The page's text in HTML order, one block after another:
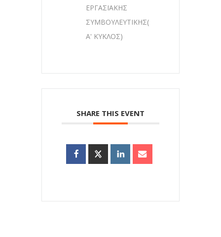
ΕΡΓΑΣΙΑΚΗΣ
ΣΥΜΒΟΥΛΕΥΤΙΚΗΣ(
Α' ΚΥΚΛΟΣ)
SHARE THIS EVENT